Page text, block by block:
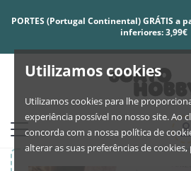
Utilizamos cookies
Utilizamos cookies para lhe
experiência possível no nosso site. Ao
concorda com a nossa política de
alterar as suas preferências de cookies,
PORTES (Portugal Continental) GRÁTIS a
inferiores: 3,99€